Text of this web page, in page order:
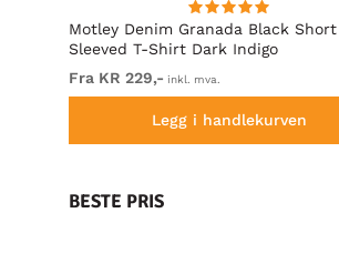
Motley Denim Granada Black Short
Sleeved T-Shirt Dark Indigo
Fra KR 229,- inkl. mva.
Legg i handlekurven
BESTE PRIS